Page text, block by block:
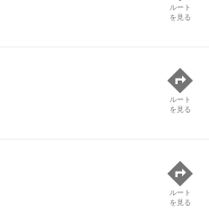
ルート
を見る
ルート
を見る
ルート
を見る